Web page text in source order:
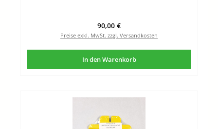
Regulärer Preis:
90,00 €
Preise exkl. MwSt. zzgl. Versandkosten
In den Warenkorb